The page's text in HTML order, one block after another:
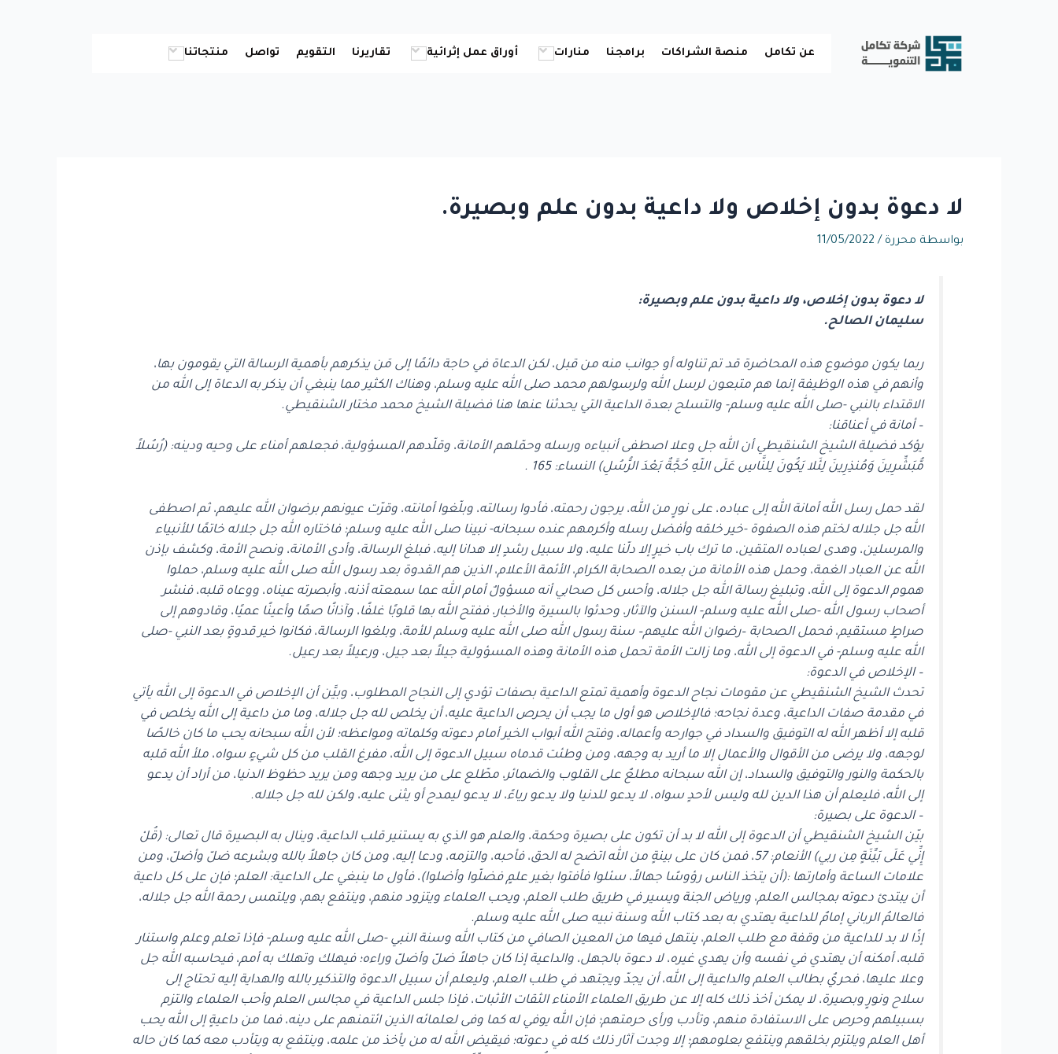
عن تكامل منصة الشراكات برامجنا منارات أوراق عمل إثرائية تقاريرنا التقويم تواصل منتجاتنا
لا دعوة بدون إخلاص ولا داعية بدون علم وبصيرة.
بواسطة محررة /
11/05/2022
لا دعوة بدون إخلاص، ولا داعية بدون علم وبصيرة:
سليمان الصالح.
ربما يكون موضوع هذه المحاضرة قد تم تناوله أو جوانب منه من قبل، لكن الدعاة في حاجة دائمًا إلى مَن يذكرهم بأهمية الرسالة التي يقومون بها،
وأنهم في هذه الوظيفة إنما هم متبعون لرسل الله ولرسولهم محمد صلى الله عليه وسلم، وهناك الكثير مما ينبغي أن يذكر به الدعاة إلى الله من
الاقتداء بالنبي -صلى الله عليه وسلم- والتسلح بعدة الداعية التي يحدثنا عنها هنا فضيلة الشيخ محمد مختار الشنقيطي.
– أمانة في أعناقنا:
يؤكد فضيلة الشيخ الشنقيطي أن الله جل وعلا اصطفى أنبياءه ورسله وحمّلهم الأمانة، وقلّدهم المسؤولية، فجعلهم أمناء على وحيه ودينه: (رُسُلاً
مُّبَشِّرِينَ وَمُنذِرِينَ لِئَلا يَكُونَ لِلنَّاسِ عَلَى اللّهِ حُجَّةٌ بَعْدَ الرُّسُلِ) النساء: 165 .
لقد حمل رسل الله أمانة الله إلى عباده، على نورٍ من الله، يرجون رحمته، فأدوا رسالته، وبلّغوا أمانته، وقرّت عيونهم برضوان الله عليهم، ثم اصطفى
الله جل جلاله لختم هذه الصفوة -خير خلقه وأفضل رسله وأكرمهم عنده سبحانه- نبينا صلى الله عليه وسلم؛ فاختاره الله جل جلاله خاتمًا للأنبياء
والمرسلين، وهدى لعباده المتقين، ما ترك باب خيرٍ إلا دلّنا عليه، ولا سبيل رشدٍ إلا هدانا إليه، فبلغ الرسالة، وأدى الأمانة، ونصح الأمة، وكشف بإذن
الله عن العباد الغمة، وحمل هذه الأمانة من بعده الصحابة الكرام، الأئمة الأعلام، الذين هم القدوة بعد رسول الله صلى الله عليه وسلم، حملوا
هموم الدعوة إلى الله، وتبليغ رسالة الله جل جلاله، وأحس كل صحابي أنه مسؤولٌ أمام الله عما سمعته أذنه، وأبصرته عيناه، ووعاه قلبه، فنشر
أصحاب رسول الله -صلى الله عليه وسلم- السنن والآثار، وحدثوا بالسيرة والأخبار، ففتح الله بها قلوبًا غلفًا، وآذانًا صمًا وأعينًا عميًا، وقادوهم إلى
صراطٍ مستقيم، فحمل الصحابة –رضوان الله عليهم– سنة رسول الله صلى الله عليه وسلم للأمة، وبلغوا الرسالة، فكانوا خير قدوةٍ بعد النبي -صلى
الله عليه وسلم- في الدعوة إلى الله، وما زالت الأمة تحمل هذه الأمانة وهذه المسؤولية جيلاً بعد جيل، ورعيلاً بعد رعيل.
– الإخلاص في الدعوة:
تحدث الشيخ الشنقيطي عن مقومات نجاح الدعوة وأهمية تمتع الداعية بصفات تؤدي إلى النجاح المطلوب، وبيَّن أن الإخلاص في الدعوة إلى الله يأتي
في مقدمة صفات الداعية، وعدة نجاحه؛ فالإخلاص هو أول ما يجب أن يحرص الداعية عليه، أن يخلص لله جل جلاله، وما من داعية إلى الله يخلص في
قلبه إلا أظهر الله له التوفيق والسداد في جوارحه وأعماله، وفتح الله أبواب الخير أمام دعوته وكلماته ومواعظه؛ لأن الله سبحانه يحب ما كان خالصًا
لوجهه، ولا يرضى من الأقوال والأعمال إلا ما أريد به وجهه، ومن وطئت قدماه سبيل الدعوة إلى الله، مفرغ القلب من كل شيءٍ سواه، ملأ الله قلبه
بالحكمة والنور والتوفيق والسداد، إن الله سبحانه مطلعٌ على القلوب والضمائر، مطّلع على من يريد وجهه ومن يريد حظوظ الدنيا، من أراد أن يدعو
إلى الله، فليعلم أن هذا الدين لله وليس لأحدٍ سواه، لا يدعو للدنيا ولا يدعو رياءً، لا يدعو ليمدح أو يثنى عليه، ولكن لله جل جلاله.
– الدعوة على بصيرة:
بيّن الشيخ الشنقيطي أن الدعوة إلى الله لا بد أن تكون على بصيرة وحكمة، والعلم هو الذي به يستنير قلب الداعية، وينال به البصيرة قال تعالى: (قُلْ
إِنِّي عَلَى بَيِّنَةٍ مِن ربي) الأنعام: 57، فمن كان على بينةٍ من الله اتضح له الحق، فأحبه، والتزمه، ودعا إليه، ومن كان جاهلاً بالله وبشرعه ضلّ وأضلّ، ومن
علامات الساعة وأمارتها :(أن يتخذ الناس رؤوسًا جهالاً، سئلوا فأفتوا بغير علمٍ فضلّوا وأضلوا)، فأول ما ينبغي على الداعية: العلم؛ فإن على كل داعية
أن يبتدئ دعوته بمجالس العلم، ورياض الجنة ويسير في طريق طلب العلم، ويحب العلماء ويتزود منهم، وينتفع بهم، ويلتمس رحمة الله جل جلاله،
فالعالمُ الرباني إمامٌ للداعية يهتدي به بعد كتاب الله وسنة نبيه صلى الله عليه وسلم.
إذًا لا بد للداعية من وقفة مع طلب العلم، ينتهل فيها من المعين الصافي من كتاب الله وسنة النبي -صلى الله عليه وسلم- فإذا تعلم وعلم واستنار
قلبه، أمكنه أن يهتدي في نفسه وأن يهدي غيره، لا دعوة بالجهل، والداعية إذا كان جاهلاً ضلّ وأضلّ وراءه؛ فيهلك وتهلك به أمم، فيحاسبه الله جل
وعلا عليها، فحريٌ بطالب العلم والداعية إلى الله، أن يجدّ ويجتهد في طلب العلم، وليعلم أن سبيل الدعوة والتذكير بالله والهداية إليه تحتاج إلى
سلاح ونورٍ وبصيرة، لا يمكن أخذ ذلك كله إلا عن طريق العلماء الأمناء الثقات الأثبات، فإذا جلس الداعية في مجالس العلم وأحب العلماء والتزم
بسبيلهم وحرص على الاستفادة منهم، وتأدب ورأى حرمتهم؛ فإن الله يوفي له كما وفى لعلمائه الذين ائتمنهم على دينه، فما من داعيةٍ إلى الله يحب
أهل العلم ويلتزم بخلقهم وينتفع بعلومهم؛ إلا وجدت آثار ذلك كله في دعوته؛ فيقيض الله له من يأخذ من علمه، وينتفع به ويتأدب معه كما كان حاله